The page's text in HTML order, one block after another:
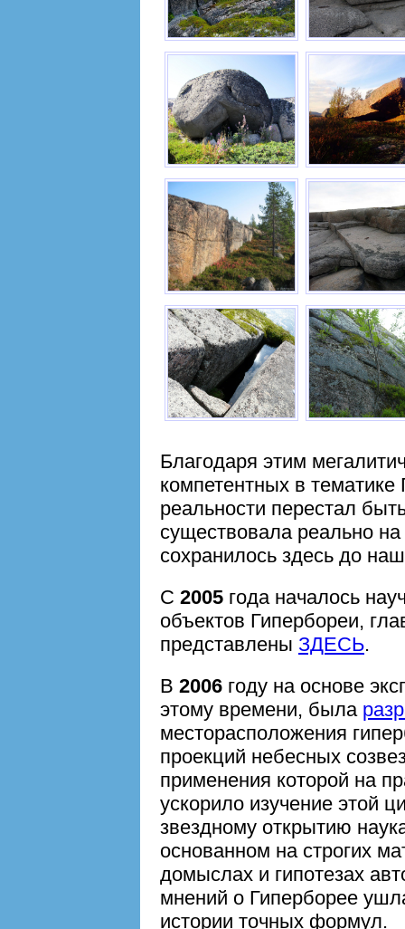
Благодаря этим
компетентных в
реальности перестал
существовала реально
сохранилось здесь до
С 2005 года началось
объектов Гипербореи,
представлены ЗДЕСЬ.
В 2006 году на основе
этому времени, была
месторасположения
проекций небесных
применения которой на
ускорило изучение этой
звездному открытию
основанном на строгих
домыслах и гипотезах
мнений о Гиперборее
истории точных формул.